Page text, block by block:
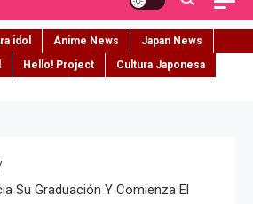
idol Ánime News
Japan News
Hello! Project
Cultura Japonesa
Su Graduación Y Comienza El